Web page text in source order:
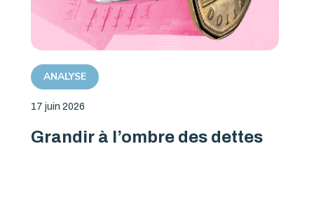
ANALYSE
17 juin 2026
Grandir à l’ombre des dettes